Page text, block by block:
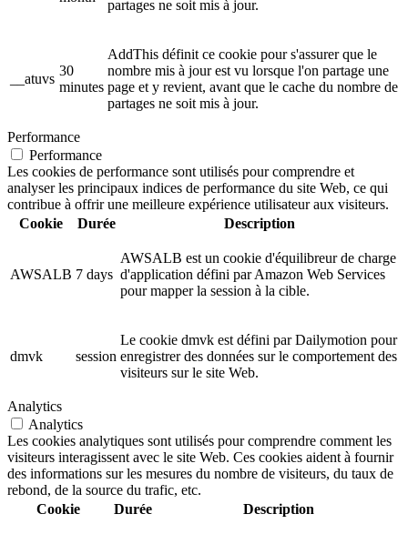
partages ne soit mis à jour.
__atuvs
30
minutes
AddThis définit ce cookie pour s'assurer que le
nombre mis à jour est vu lorsque l'on partage une
page et y revient, avant que le cache du nombre de
partages ne soit mis à jour.
Performance
Performance
Les cookies de performance sont utilisés pour comprendre et
analyser les principaux indices de performance du site Web, ce qui
contribue à offrir une meilleure expérience utilisateur aux visiteurs.
Cookie
Durée Description
AWSALB 7 days
AWSALB est un cookie d'équilibreur de charge
d'application défini par Amazon Web Services
pour mapper la session à la cible.
dmvk session
Le cookie dmvk est défini par Dailymotion pour
enregistrer des données sur le comportement des
visiteurs sur le site Web.
Analytics
Analytics
Les cookies analytiques sont utilisés pour comprendre comment les
visiteurs interagissent avec le site Web. Ces cookies aident à fournir
des informations sur les mesures du nombre de visiteurs, du taux de
rebond, de la source du trafic, etc.
Cookie
Durée Description